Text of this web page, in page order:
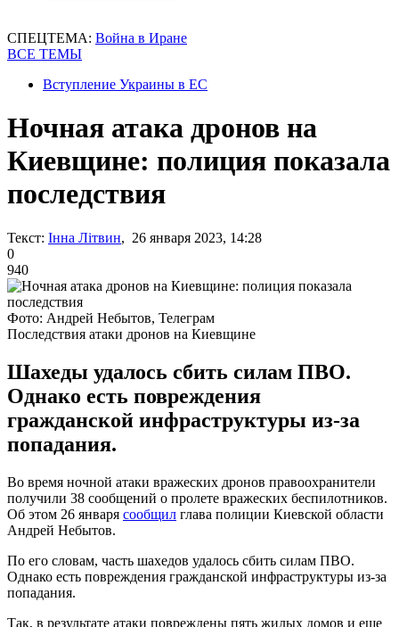
СПЕЦТЕМА: Война в Иране
ВСЕ ТЕМЫ
Вступление Украины в ЕС
Ночная атака дронов на
Киевщине: полиция показала
последствия
Текст: Інна Літвин, 26 января 2023, 14:28
0
940
Фото: Андрей Небытов, Телеграм
Последствия атаки дронов на Киевщине
Шахеды удалось сбить силам ПВО.
Однако есть повреждения
гражданской инфраструктуры из-за
попадания.
Во время ночной атаки вражеских дронов правоохранители
получили 38 сообщений о пролете вражеских беспилотников.
Об этом 26 января сообщил глава полиции Киевской области
Андрей Небытов.
По его словам, часть шахедов удалось сбить силам ПВО.
Однако есть повреждения гражданской инфраструктуры из-за
попадания.
Так, в результате атаки повреждены пять жилых домов и еще